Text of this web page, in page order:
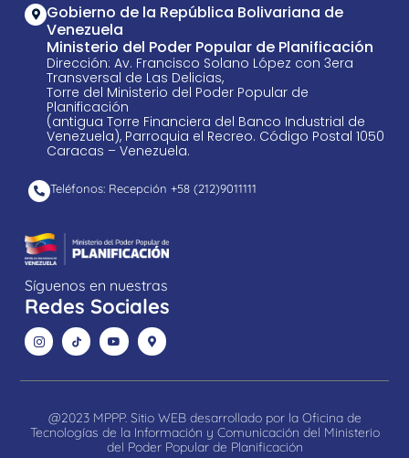
Gobierno de la República Bolivariana de
Venezuela
Ministerio del Poder Popular de Planificación
Dirección: Av. Francisco Solano López con 3era
Transversal de Las Delicias,
Torre del Ministerio del Poder Popular de
Planificación
(antigua Torre Financiera del Banco Industrial de
Venezuela), Parroquia el Recreo. Código Postal 1050
Caracas – Venezuela.
Teléfonos: Recepción +58 ​(212)9011111
Síguenos en nuestras
Redes Sociales
@2023 MPPP. Sitio WEB desarrollado por la Oficina de
Tecnologías de la Información y Comunicación del Ministerio
del Poder Popular de Planificación